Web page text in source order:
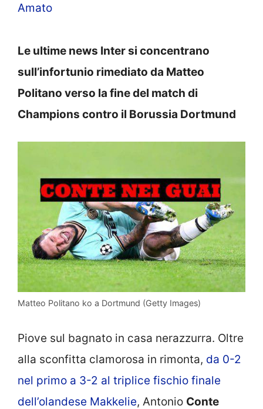
Amato
Le ultime news Inter si concentrano
sull’infortunio rimediato da Matteo
Politano verso la fine del match di
Champions contro il Borussia Dortmund
Matteo Politano ko a Dortmund (Getty Images)
Piove sul bagnato in casa nerazzurra. Oltre
alla sconfitta clamorosa in rimonta, da 0-2
nel primo a 3-2 al triplice fischio finale
dell’olandese Makkelie, Antonio Conte